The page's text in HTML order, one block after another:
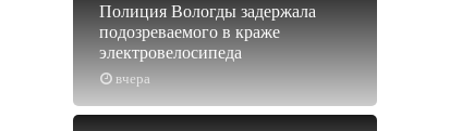
вчера
Полиция Вологды задержала
подозреваемого в краже
электровелосипеда